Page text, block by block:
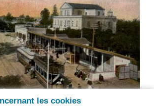
les cookies